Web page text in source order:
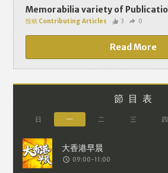
容許或屬法例規定，否則未經
意，你的個人資料不會作其
決定提供個人資料，即表示
該資料傳送並儲存。 熱血時
廣告目標人士的標準），而
告。不會因為你與廣告作出互
個目標廣告而向廣告客戶提
個人資料。 但如果你觀看或
互動，則表示你同意廣告客戶
Memorabilia variety of
投稿 Contributing Articles 3 0
Read More
節目表
日 一 二 三 四
09:00-11:00